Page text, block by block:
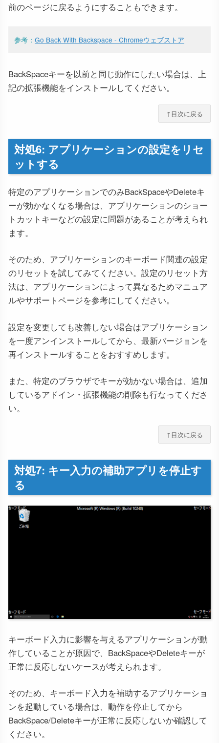
前のページに戻るようにすることもできます。
参考： Go Back With Backspace - Chromeウェブストア
BackSpaceキーを以前と同じ動作にしたい場合は、上
記の拡張機能をインストールしてください。
↑目次に戻る
対処6: アプリケーションの設定をリセ
ットする
特定のアプリケーションでのみBackSpaceやDeleteキ
ーが効かなくなる場合は、アプリケーションのショー
トカットキーなどの設定に問題があることが考えられ
ます。
そのため、アプリケーションのキーボード関連の設定
のリセットを試してみてください。設定のリセット方
法は、アプリケーションによって異なるためマニュア
ルやサポートページを参考にしてください。
設定を変更しても改善しない場合はアプリケーション
を一度アンインストールしてから、最新バージョンを
再インストールすることをおすすめします。
また、特定のブラウザでキーが効かない場合は、追加
しているアドイン・拡張機能の削除も行なってくださ
い。
↑目次に戻る
対処7: キー入力の補助アプリを停止す
る
キーボード入力に影響を与えるアプリケーションが動
作していることが原因で、BackSpaceやDeleteキーが
正常に反応しないケースが考えられます。
そのため、キーボード入力を補助するアプリケーショ
ンを起動している場合は、動作を停止してから
BackSpace/Deleteキーが正常に反応しないか確認して
ください。